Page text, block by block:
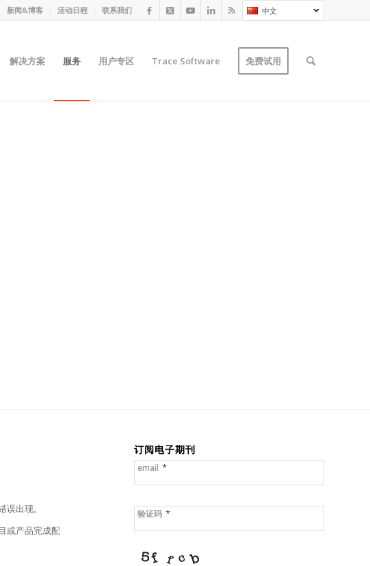
中文
新闻&博客 活动日程 联系我们
解决方案 服务 用户专区 Trace Software 免费试用
出现。
或产品完成配
订阅电子期刊
email *
验证码 *